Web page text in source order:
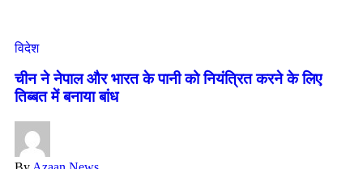
विदेश
चीन ने नेपाल और भारत के पानी को नियंत्रित करने के लिए
तिब्बत में बनाया बांध